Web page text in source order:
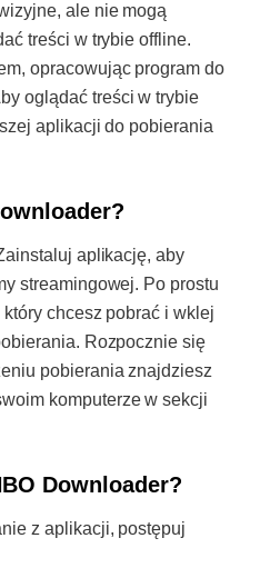
ale nie mogą
treści w trybie offline.
opracowując program do
oglądać treści w trybie
aplikacji do pobierania
aplikację, aby
streamingowej. Po prostu
chcesz pobrać i wklej
Rozpocznie się
pobierania znajdziesz
komputerze w sekcji
Downloader?
z aplikacji, postępuj